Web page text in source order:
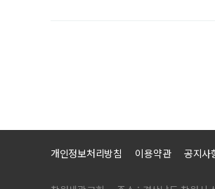
개인정보처리방침 이용약관 공지사